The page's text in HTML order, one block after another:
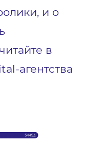
и о
в
агентства